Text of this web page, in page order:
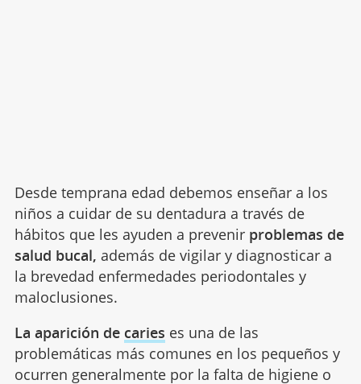
Desde temprana edad debemos enseñar a los
niños a cuidar de su dentadura a través de
hábitos que les ayuden a prevenir problemas de
salud bucal, además de vigilar y diagnosticar a
la brevedad enfermedades periodontales y
maloclusiones.
La aparición de caries es una de las
problemáticas más comunes en los pequeños y
ocurren generalmente por la falta de higiene o